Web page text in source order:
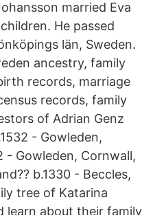
married Eva
He passed
län, Sweden.
ancestry, family
records, marriage
records, family
of Adrian Genz
- Gowleden,
- Gowleden, Cornwall,
b.1330 - Beccles,
tree of Katarina
learn about their family